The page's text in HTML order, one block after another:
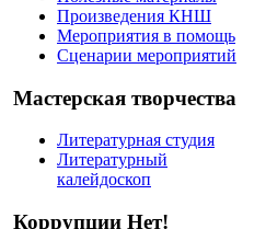
Произведения КНШ
Мероприятия в помощь
Сценарии мероприятий
Мастерская творчества
Литературная студия
Литературный
калейдоскоп
Коррупции Нет!